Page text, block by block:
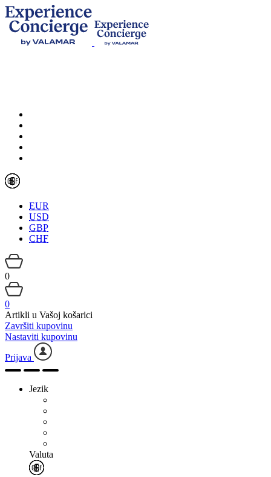
EUR
USD
GBP
CHF
0
0
Artikli u Vašoj košarici
Završiti kupovinu
Nastaviti kupovinu
Prijava
Jezik
Valuta